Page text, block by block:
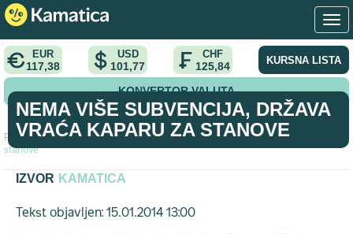
EUR
117,38
USD
101,77
CHF
125,84 KURSNA LISTA
KONVERTOR VALUTA
Početna > vest >
Nema više subvencija, država vraća kaparu za
stanove
NEMA VIŠE SUBVENCIJA, DRŽAVA
VRAĆA KAPARU ZA STANOVE
IZVOR KAMATICA
Tekst objavljen: 15.01.2014 13:00